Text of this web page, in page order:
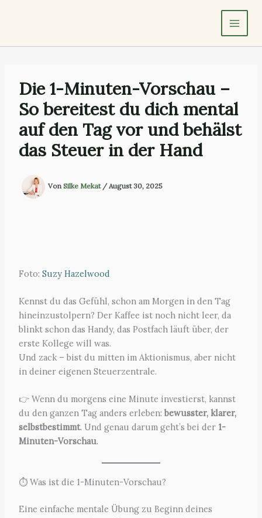
Die 1-Minuten-Vorschau –
So bereitest du dich mental
auf den Tag vor und behälst
das Steuer in der Hand
Von Silke Mekat /August 30, 2025
Foto: Suzy Hazelwood
Kennst du das Gefühl, schon am Morgen in den Tag
hineinzustolpern? Der Kaffee ist noch nicht leer, da
blinkt schon das Handy, das Postfach läuft über, der
erste Kollege will was.
Und zack – bist du mitten im Aktionismus, aber nicht
in deiner eigenen Steuerzentrale.
👉 Wenn du morgens eine Minute investierst, kannst
du den ganzen Tag anders erleben:bewusster, klarer,
selbstbestimmt. Und genau darum geht’s bei der 1-
Minuten-Vorschau.
⏱ Was ist die 1-Minuten-Vorschau?
Eine einfache mentale Übung zu Beginn deines